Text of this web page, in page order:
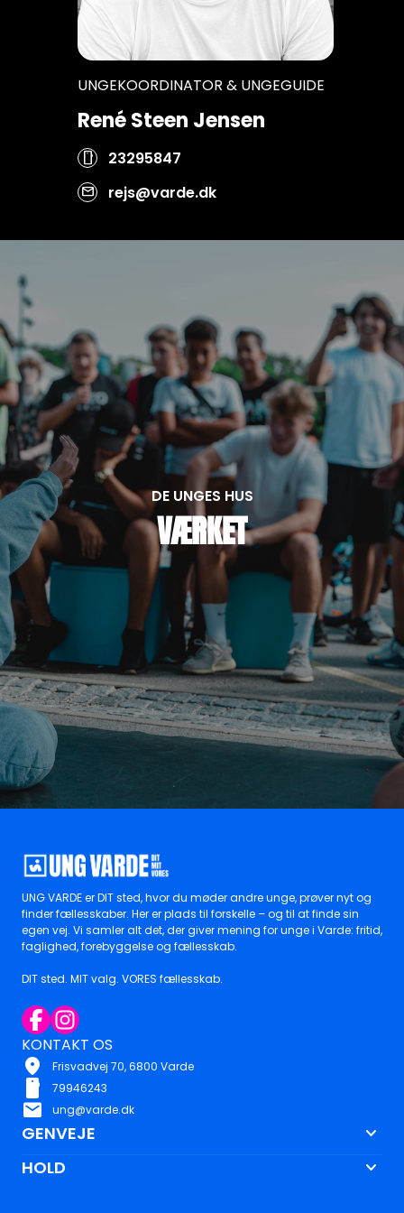
UNGEKOORDINATOR & UNGEGUIDE
René Steen Jensen
smartphone 23295847
mail rejs@varde.dk
VÆRKET
DE UNGES HUS
UNG VARDE er DIT sted, hvor du møder andre unge, prøver nyt og
finder fællesskaber. Her er plads til forskelle – og til at finde sin
egen vej. Vi samler alt det, der giver mening for unge i Varde: fritid,
faglighed, forebyggelse og fællesskab.
DIT sted. MIT valg. VORES fællesskab.
KONTAKT OS
location_on Frisvadvej 70, 6800 Varde
smartphone 79946243
mail ung@varde.dk
GENVEJE keyboard_arrow_down
HOLD keyboard_arrow_down